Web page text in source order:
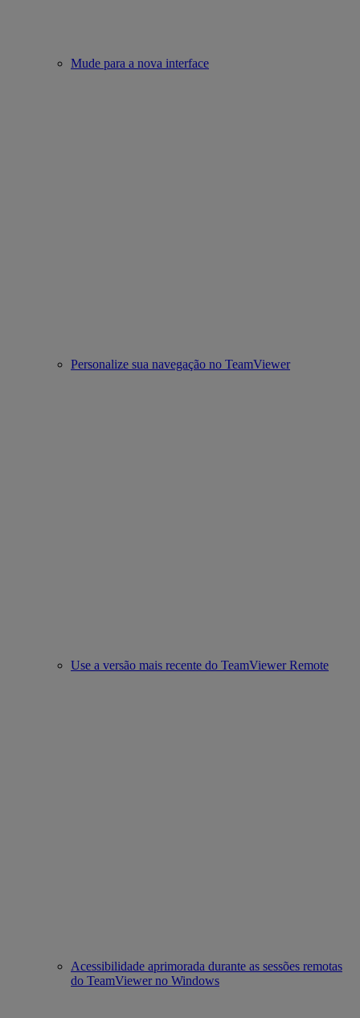
Mude para a nova interface
Personalize sua navegação no TeamViewer
Use a versão mais recente do TeamViewer Remote
Acessibilidade aprimorada durante as sessões remotas
do TeamViewer no Windows